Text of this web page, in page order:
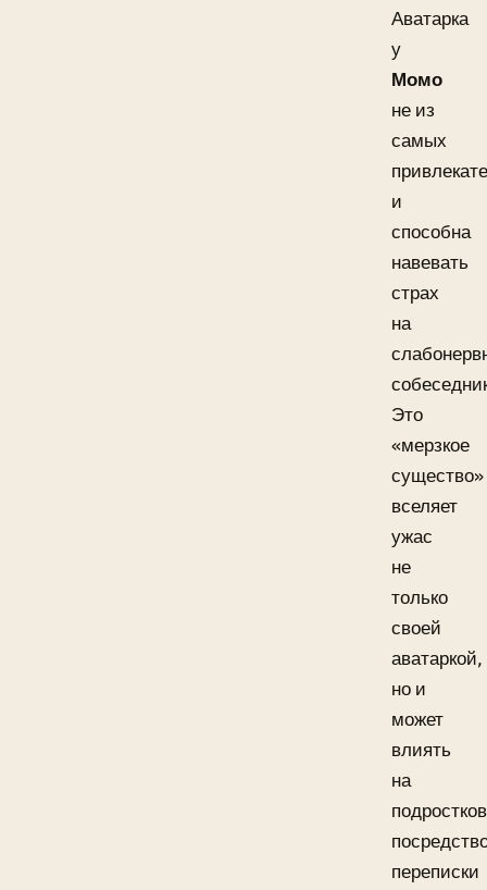
Аватарка
у
Момо
не из
самых
и
способна
навевать
страх
на
Это
«мерзкое
существо»
вселяет
ужас
не
только
своей
аватаркой,
но и
может
влиять
на
подростков
переписки